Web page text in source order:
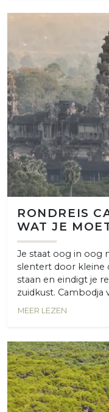
RONDREIS
WAT JE
Je staat oog in oog
slentert door kleine
staan en eindigt je
zuidkust. Cambodja
MEER LEZEN